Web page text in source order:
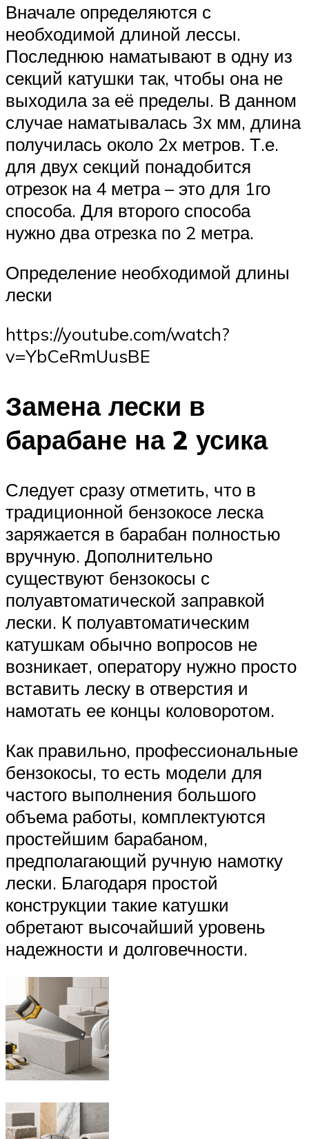
Вначале определяются с
необходимой длиной лессы.
Последнюю наматывают в одну из
секций катушки так, чтобы она не
выходила за её пределы. В данном
случае наматывалась 3х мм, длина
получилась около 2х метров. Т.е.
для двух секций понадобится
отрезок на 4 метра – это для 1го
способа. Для второго способа
нужно два отрезка по 2 метра.
Определение необходимой длины
лески
https://youtube.com/watch?
v=YbCeRmUusBE
Замена лески в
барабане на 2 усика
Следует сразу отметить, что в
традиционной бензокосе леска
заряжается в барабан полностью
вручную. Дополнительно
существуют бензокосы с
полуавтоматической заправкой
лески. К полуавтоматическим
катушкам обычно вопросов не
возникает, оператору нужно просто
вставить леску в отверстия и
намотать ее концы коловоротом.
Как правильно, профессиональные
бензокосы, то есть модели для
частого выполнения большого
объема работы, комплектуются
простейшим барабаном,
предполагающий ручную намотку
лески. Благодаря простой
конструкции такие катушки
обретают высочайший уровень
надежности и долговечности.